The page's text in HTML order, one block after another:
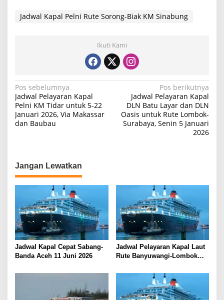
Jadwal Kapal Pelni Rute Sorong-Biak KM Sinabung
Ikuti Kami
N
a
v
a
s
i
o
s
Pos sebelumnya
Jadwal Pelayaran Kapal
Pelni KM Tidar untuk 5-22
Januari 2026, Via Makassar
dan Baubau
Pos berikutnya
Jadwal Pelayaran Kapal
DLN Batu Layar dan DLN
Oasis untuk Rute Lombok-
Surabaya, Senin 5 Januari
2026
Jangan Lewatkan
Jadwal Kapal Cepat Sabang-
Banda Aceh 11 Juni 2026
Jadwal Pelayaran Kapal Laut
Rute Banyuwangi-Lombok